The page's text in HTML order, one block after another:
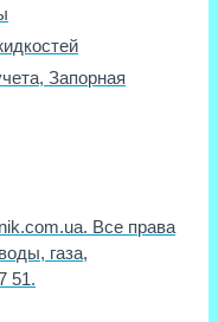
Запорная
Все права
газа,
51.